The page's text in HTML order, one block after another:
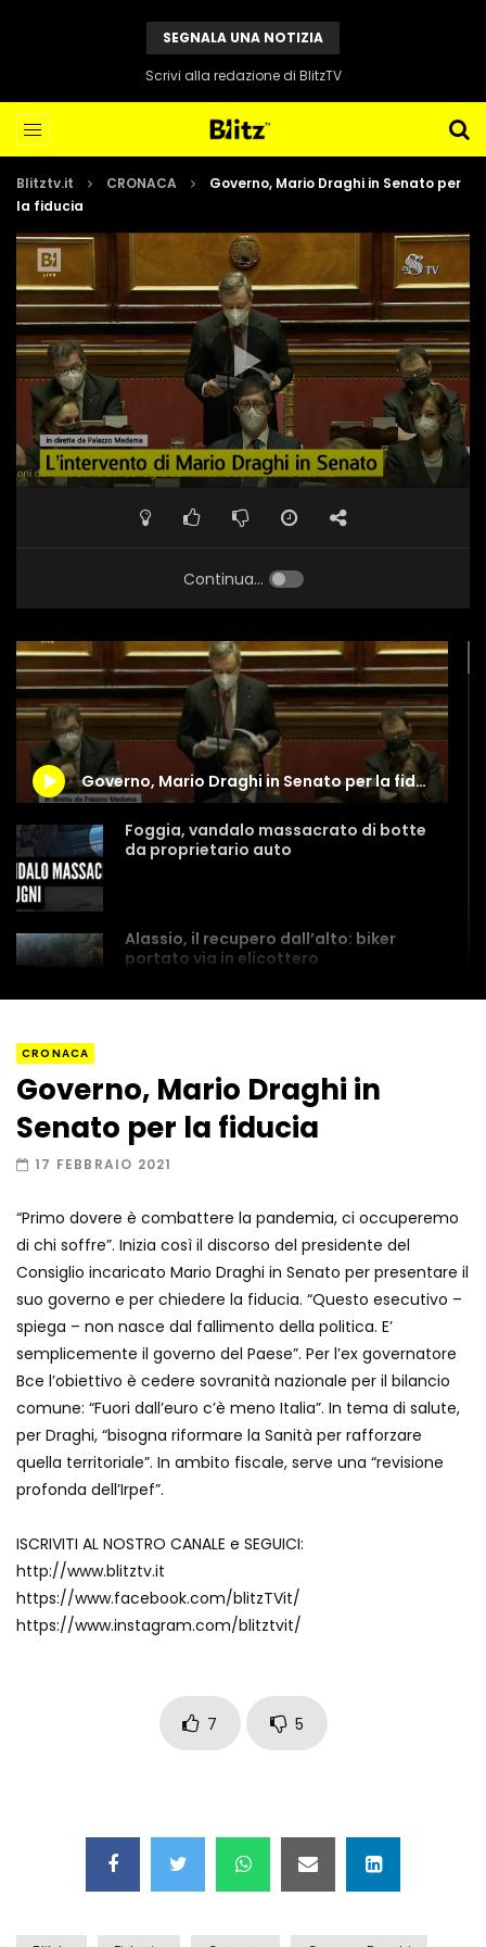
SEGNALA UNA NOTIZIA
Scrivi alla redazione di BlitzTV
Blitztv.it CRONACA
Governo, Mario Draghi in Senato per
la fiducia
Continua...
Governo, Mario Draghi in Senato per la fiducia
Foggia, vandalo massacrato di botte
da proprietario auto
Alassio, il recupero dall’alto: biker
portato via in elicottero
Un metro di neve in poche ore a Prato
Nevoso
Roma, la metro C diventa un museo:
ecco cosa c’è nelle nuove stazioni
Lucca, blitz della Finanza nello studio
medico abusivo
Maschere e lusso fake: blitz nella villa-
showroom
Gioia Tauro, carico esplosivo in un
container: il momento in cui viene fatto
brillare
Ragusa, arrestati i responsabili del
sequestro del 17enne
attimi dopo lo scontro
CRONACA
Governo, Mario Draghi in
Senato per la fiducia
17 FEBBRAIO 2021
“Primo dovere è combattere la pandemia, ci occuperemo
di chi soffre”. Inizia così il discorso del presidente del
Consiglio incaricato Mario Draghi in Senato per presentare il
suo governo e per chiedere la fiducia. “Questo esecutivo –
spiega – non nasce dal fallimento della politica. E’
semplicemente il governo del Paese”. Per l’ex governatore
Bce l’obiettivo è cedere sovranità nazionale per il bilancio
comune: “Fuori dall’euro c’è meno Italia”. In tema di salute,
per Draghi, “bisogna riformare la Sanità per rafforzare
quella territoriale”. In ambito fiscale, serve una “revisione
profonda dell’Irpef”.
ISCRIVITI AL NOSTRO CANALE e SEGUICI:
http://www.blitztv.it
https://www.facebook.com/blitzTVit/
https://www.instagram.com/blitztvit/
7 5